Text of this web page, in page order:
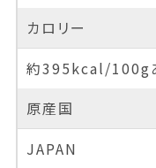
カロリー
約395kcal/100g
原産国
JAPAN